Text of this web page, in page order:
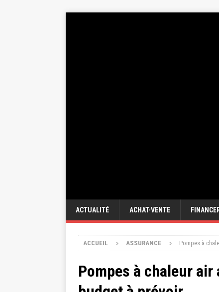
ACTUALITÉ ACHAT-VENTE
ACCUEIL ASSURANCE Pompes à
Pompes à chaleur